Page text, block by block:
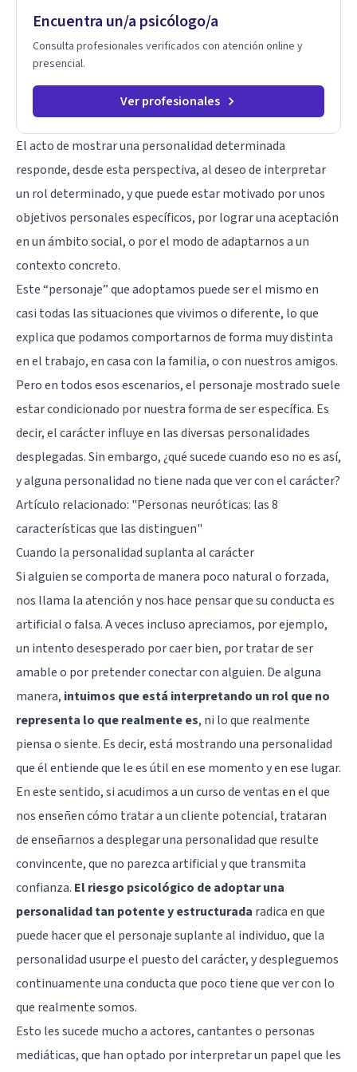
Encuentra un/a psicólogo/a
Consulta profesionales verificados con atención online y
presencial.
Ver profesionales
El acto de mostrar una personalidad determinada
responde, desde esta perspectiva, al deseo de interpretar
un rol determinado, y que puede estar motivado por unos
objetivos personales específicos, por lograr una aceptación
en un ámbito social, o por el modo de adaptarnos a un
contexto concreto.
Este “personaje” que adoptamos puede ser el mismo en
casi todas las situaciones que vivimos o diferente, lo que
explica que podamos comportarnos de forma muy distinta
en el trabajo, en casa con la familia, o con nuestros amigos.
Pero en todos esos escenarios, el personaje mostrado suele
estar condicionado por nuestra forma de ser específica. Es
decir, el carácter influye en las diversas personalidades
desplegadas. Sin embargo, ¿qué sucede cuando eso no es así,
y alguna personalidad no tiene nada que ver con el carácter?
Artículo relacionado: "Personas neuróticas: las 8
características que las distinguen"
Cuando la personalidad suplanta al carácter
Si alguien se comporta de manera poco natural o forzada,
nos llama la atención y nos hace pensar que su conducta es
artificial o falsa. A veces incluso apreciamos, por ejemplo,
un intento desesperado por caer bien, por tratar de ser
amable o por pretender conectar con alguien. De alguna
manera, intuimos que está interpretando un rol que no
representa lo que realmente es, ni lo que realmente
piensa o siente. Es decir, está mostrando una personalidad
que él entiende que le es útil en ese momento y en ese lugar.
En este sentido, si acudimos a un curso de ventas en el que
nos enseñen cómo tratar a un cliente potencial, trataran
de enseñarnos a desplegar una personalidad que resulte
convincente, que no parezca artificial y que transmita
confianza. El riesgo psicológico de adoptar una
personalidad tan potente y estructurada radica en que
puede hacer que el personaje suplante al individuo, que la
personalidad usurpe el puesto del carácter, y despleguemos
continuamente una conducta que poco tiene que ver con lo
que realmente somos.
Esto les sucede mucho a actores, cantantes o personas
mediáticas, que han optado por interpretar un papel que les